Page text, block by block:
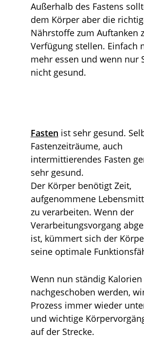
Außerhalb des Fastens
dem Körper aber die
Nährstoffe zum Auftanken
Verfügung stellen. Einfach
mehr essen und wenn nur
nicht gesund.
Fasten ist sehr gesund.
Fastenzeiträume, auch
intermittierendes Fasten
sehr gesund.
Der Körper benötigt Zeit,
aufgenommene
zu verarbeiten. Wenn der
Verarbeitungsvorgang
ist, kümmert sich der
seine optimale
Wenn nun ständig Kalorien
nachgeschoben werden,
Prozess immer wieder
und wichtige
auf der Strecke.